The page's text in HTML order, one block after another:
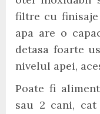
filtre cu
apa are o
detasa foarte
nivelul apei,
Poate fi
sau 2 cani,